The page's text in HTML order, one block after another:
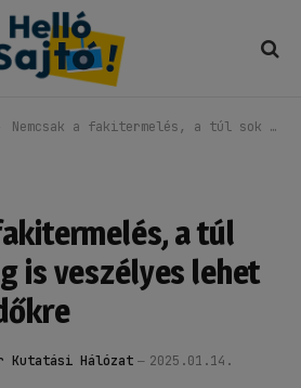
Nemcsak a fakitermelés, a túl sok tápanyag is veszélyes lehet a trópusi erdőkre
a túl
is veszélyes lehet
Kutatási Hálózat
2025.01.14.